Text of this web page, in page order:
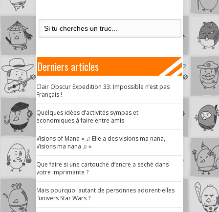
Derniers articles
Clair Obscur Expedition 33: Impossible n’est pas
Français !
Quelques idées d’activités sympas et
économiques à faire entre amis
Visions of Mana « ♫ Elle a des visions ma nana,
Visions ma nana ♫ »
Que faire si une cartouche d’encre a séché dans
votre imprimante ?
Mais pourquoi autant de personnes adorent-elles
l’univers Star Wars ?